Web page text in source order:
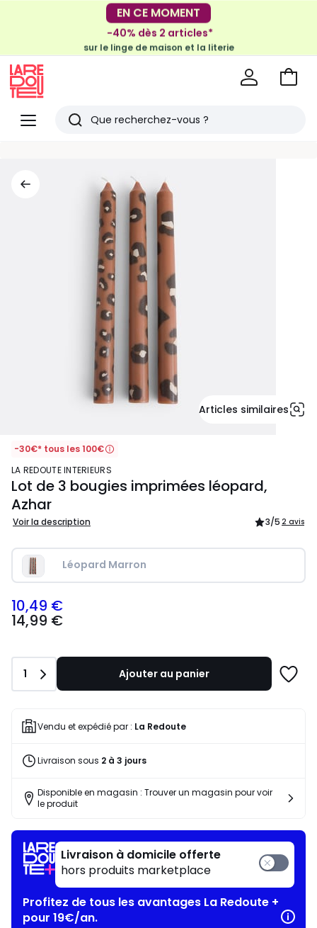
-30€ tous les 100€*
sur le meuble & la déco
EN CE MOMENT
-40% dès 2 articles*
sur le linge de maison et la literie
Menu
Redoute
Rechercher
Voir
Articles similaires
-30€* tous les 100€
LA REDOUTE INTERIEURS
Lot de 3 bougies imprimées léopard,
Azhar
Voir la description 3/5 2 avis
Léopard Marron
14,99
€
programme
pour
10,49
10,49 €
14,99 €
Quantité
1 Ajouter au panier
Vendu et expédié par : La Redoute
Livraison sous 2 à 3 jours
Disponible en magasin : Trouver un magasin pour voir
le produit
Livraison à domicile offerte
hors produits marketplace
Profitez de tous les avantages La Redoute +
pour 19€/an.